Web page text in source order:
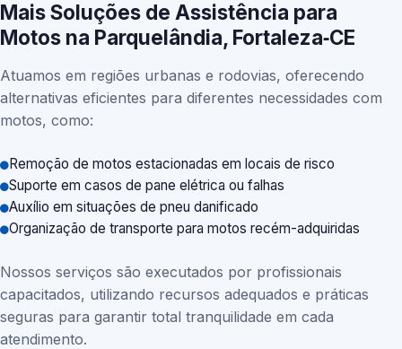
Mais Soluções de Assistência para
Motos na Parquelândia, Fortaleza‑CE
Atuamos em regiões urbanas e rodovias, oferecendo
alternativas eficientes para diferentes necessidades com
motos, como:
Remoção de motos estacionadas em locais de risco
Suporte em casos de pane elétrica ou falhas
Auxílio em situações de pneu danificado
Organização de transporte para motos recém-adquiridas
Nossos serviços são executados por profissionais
capacitados, utilizando recursos adequados e práticas
seguras para garantir total tranquilidade em cada
atendimento.